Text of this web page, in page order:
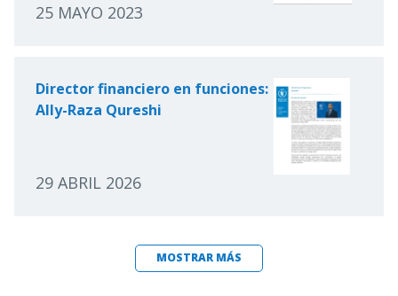
25 MAYO 2023
Director financiero en funciones:
Ally-Raza Qureshi
29 ABRIL 2026
MOSTRAR MÁS